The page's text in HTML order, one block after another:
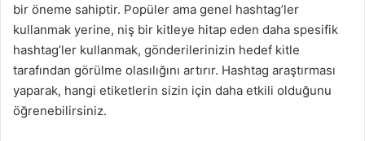
bir öneme sahiptir. Popüler ama genel hashtag’ler
kullanmak yerine, niş bir kitleye hitap eden daha spesifik
hashtag’ler kullanmak, gönderilerinizin hedef kitle
tarafından görülme olasılığını artırır. Hashtag araştırması
yaparak, hangi etiketlerin sizin için daha etkili olduğunu
öğrenebilirsiniz.